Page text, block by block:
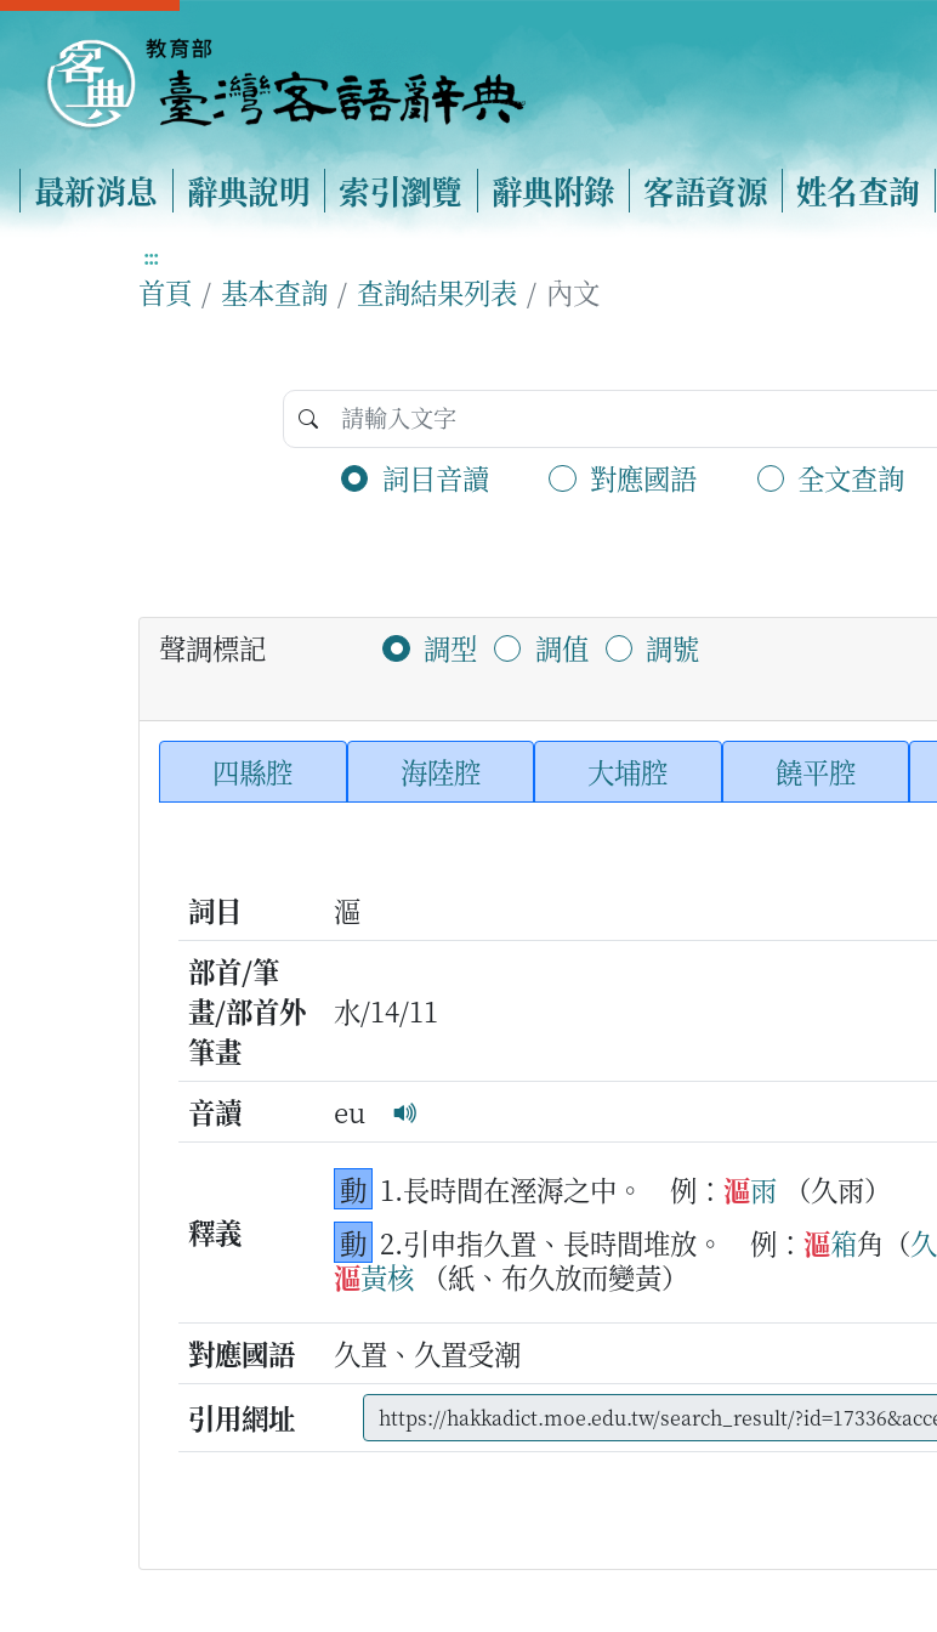
最新消息 辭典說明 索引瀏覽 辭典附錄 客語資源 姓名查詢
:::
首頁 基本查詢 查詢結果列表 內文
詞目音讀 對應國語 全文查詢
聲調標記 調型 調值 調號
四縣腔 海陸腔 大埔腔 饒平腔
詞目
漚
部首/筆
畫/部首外
筆畫
水/14/11
音讀 eu
釋義
動 1.長時間在溼溽之中。 例： 漚雨
（久雨）
動 2.引申指久置、長時間堆放。 例： 漚箱角（久
漚黃核
（紙、布久放而變黃）
對應國語
久置、久置受潮
引用網址